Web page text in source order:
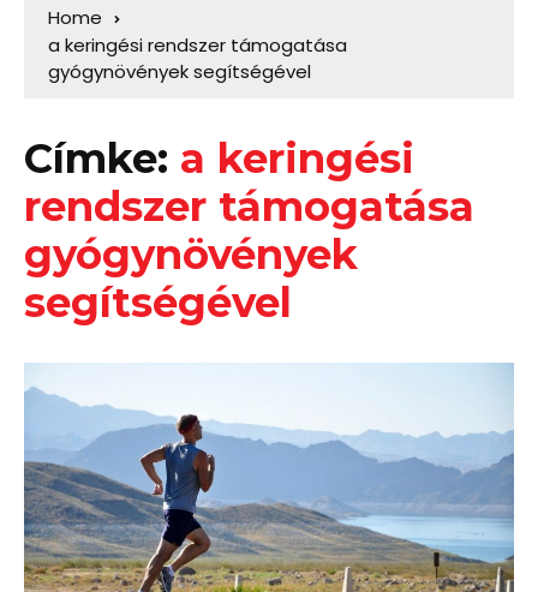
Home
a keringési rendszer támogatása
gyógynövények segítségével
Címke: a keringési
rendszer támogatása
gyógynövények
segítségével